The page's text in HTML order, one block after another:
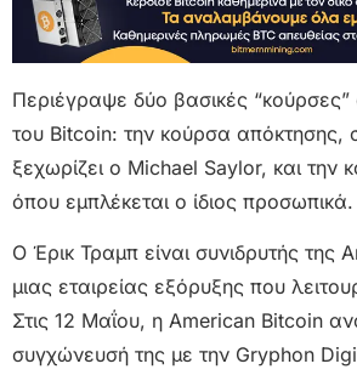
Περιέγραψε δύο βασικές “κούρσες”
του Bitcoin: την κούρσα απόκτησης,
ξεχωρίζει ο Michael Saylor, και την
όπου εμπλέκεται ο ίδιος προσωπικά.
Ο Έρικ Τραμπ είναι συνιδρυτής της
μιας εταιρείας εξόρυξης που
Στις 12 Μαΐου, η American Bitcoin
συγχώνευσή της με την Gryphon